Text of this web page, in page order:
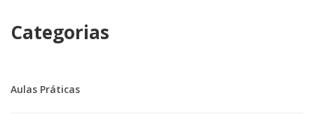
Categorias
Aulas Práticas